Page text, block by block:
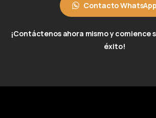
Contacto WhatsApp
¡Contáctenos ahora mismo y comience
éxito!